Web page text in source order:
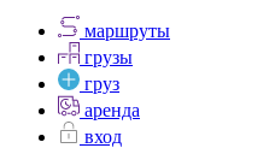
маршруты
грузы
груз
аренда
вход